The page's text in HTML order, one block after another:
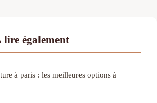
également
à paris : les meilleures options à